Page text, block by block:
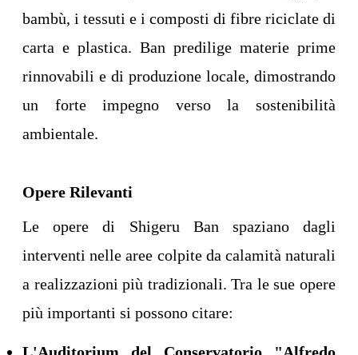
bambù, i tessuti e i composti di fibre riciclate di
carta e plastica. Ban predilige materie prime
rinnovabili e di produzione locale, dimostrando
un forte impegno verso la sostenibilità
ambientale.
Opere Rilevanti
Le opere di Shigeru Ban spaziano dagli
interventi nelle aree colpite da calamità naturali
a realizzazioni più tradizionali. Tra le sue opere
più importanti si possono citare: